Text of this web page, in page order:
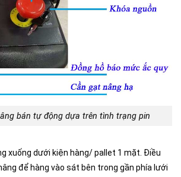
bán tự động dựa trên tình trạng pin
xuống dưới kiện hàng/ pallet 1 mặt. Điều
để hàng vào sát bên trong gần phía lưới